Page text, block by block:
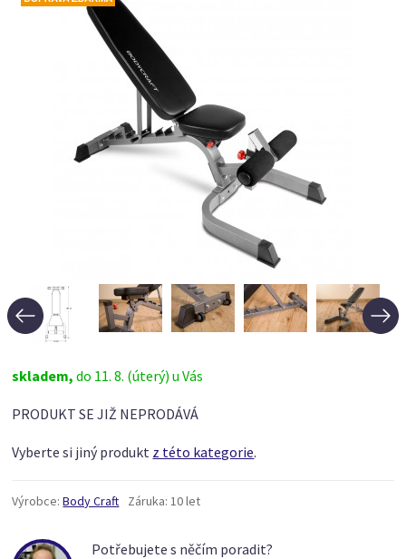
skladem,do 11. 8. (úterý) u Vás
PRODUKT SE JIŽ NEPRODÁVÁ
Vyberte si jiný produkt z této kategorie.
Výrobce: Body Craft Záruka: 10 let
Potřebujete s něčím poradit?